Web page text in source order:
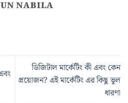
NABILA
ডিজিটাল মার্কেটিং কী এবং কেন
প্রয়োজন? এই মার্কেটিং এর কিছু ভুল
ধারণা